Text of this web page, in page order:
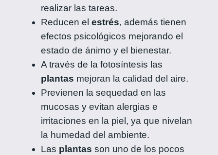
realizar las tareas.
Reducen el estrés, además tienen
efectos psicológicos mejorando el
estado de ánimo y el bienestar.
A través de la fotosíntesis las
plantas mejoran la calidad del aire.
Previenen la sequedad en las
mucosas y evitan alergias e
irritaciones en la piel, ya que nivelan
la humedad del ambiente.
Las plantas son uno de los pocos